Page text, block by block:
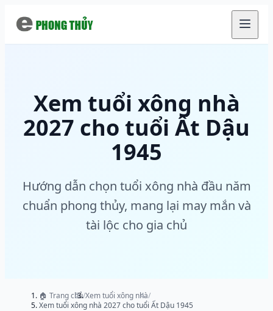
Xem tuổi xông nhà
2027 cho tuổi Ất Dậu
1945
Hướng dẫn chọn tuổi xông nhà đầu năm
chuẩn phong thủy, mang lại may mắn và
tài lộc cho gia chủ
🏠 Trang chủ/Xem tuổi xông nhà/
Xem tuổi xông nhà 2027 cho tuổi Ất Dậu 1945